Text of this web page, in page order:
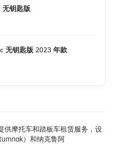
钥匙版
无钥匙版 2023 年款
摩托车和踏板车租赁服务，设
）和纳克鲁阿